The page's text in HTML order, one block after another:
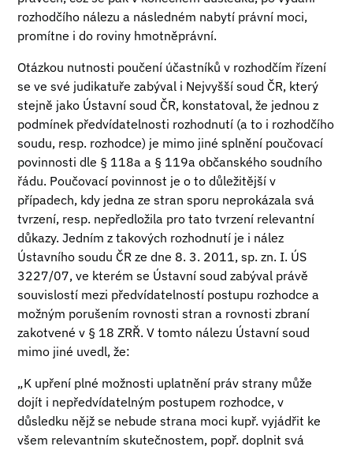
rozhodčího nálezu a následném nabytí právní moci,
promítne i do roviny hmotněprávní.
Otázkou nutnosti poučení účastníků v rozhodčím řízení
se ve své judikatuře zabýval i Nejvyšší soud ČR, který
stejně jako Ústavní soud ČR, konstatoval, že jednou z
podmínek předvídatelnosti rozhodnutí (a to i rozhodčího
soudu, resp. rozhodce) je mimo jiné splnění poučovací
povinnosti dle § 118a a § 119a občanského soudního
řádu. Poučovací povinnost je o to důležitější v
případech, kdy jedna ze stran sporu neprokázala svá
tvrzení, resp. nepředložila pro tato tvrzení relevantní
důkazy. Jedním z takových rozhodnutí je i nález
Ústavního soudu ČR ze dne 8. 3. 2011, sp. zn. I. ÚS
3227/07, ve kterém se Ústavní soud zabýval právě
souvislostí mezi předvídatelností postupu rozhodce a
možným porušením rovnosti stran a rovnosti zbraní
zakotvené v § 18 ZRŘ. V tomto nálezu Ústavní soud
mimo jiné uvedl, že:
„K upření plné možnosti uplatnění práv strany může
dojít i nepředvídatelným postupem rozhodce, v
důsledku nějž se nebude strana moci kupř. vyjádřit ke
všem relevantním skutečnostem, popř. doplnit svá